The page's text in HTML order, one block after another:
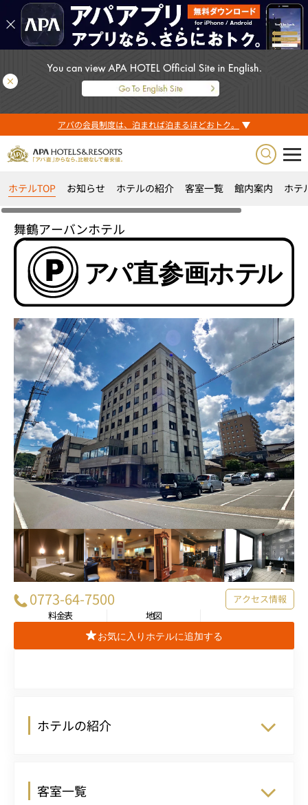
アパの会員制度は、泊まれば泊まるほどおトク。
ホテルTOP お知らせ ホテルの紹介 客室一覧 館内案内 ホテ
舞鶴アーバンホテル
0773-64-7500
アクセス情報
料金表
地図
お気に入りホテルに追加する
ホテルの紹介
客室一覧